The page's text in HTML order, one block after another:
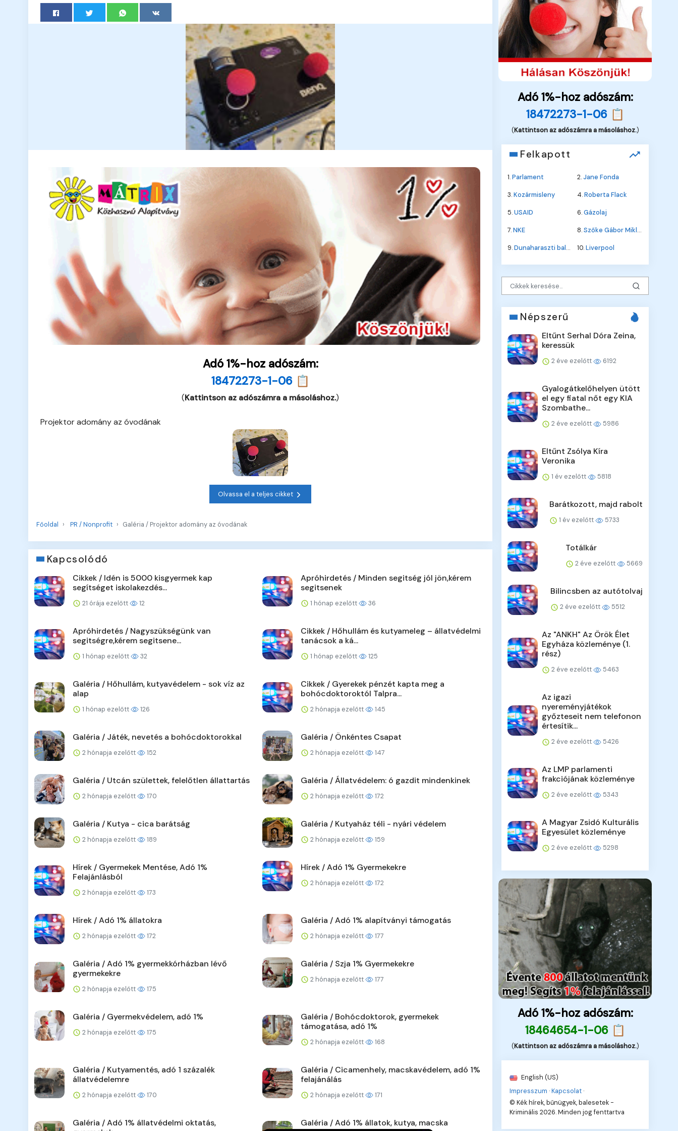
Adó 1%-hoz adószám:
18472273-1-06 📋
(Kattintson az adószámra a másoláshoz.)
Projektor adomány az óvodának
Olvassa el a teljes cikket
Főoldal PR / Nonprofit Galéria / Projektor adomány az óvodának
Kapcsolódó
Cikkek / Idén is 5000 kisgyermek kap
segítséget iskolakezdés...
21 órája ezelőtt 12
Apróhirdetés / Minden segitség jól jön,kérem
segitsenek
1 hónap ezelőtt 36
Apróhirdetés / Nagyszükségünk van
segitségre,kérem segitsene...
1 hónap ezelőtt 32
Cikkek / Hőhullám és kutyameleg – állatvédelmi
tanácsok a ká...
1 hónap ezelőtt 125
Galéria / Hőhullám, kutyavédelem - sok víz az
alap
1 hónap ezelőtt 126
Cikkek / Gyerekek pénzét kapta meg a
bohócdoktoroktól Talpra...
2 hónapja ezelőtt 145
Galéria / Játék, nevetés a bohócdoktorokkal
2 hónapja ezelőtt 152
Galéria / Önkéntes Csapat
2 hónapja ezelőtt 147
Galéria / Utcán születtek, felelőtlen állattartás
2 hónapja ezelőtt 170
Galéria / Állatvédelem: ó gazdit mindenkinek
2 hónapja ezelőtt 172
Galéria / Kutya - cica barátság
2 hónapja ezelőtt 189
Galéria / Kutyaház téli - nyári védelem
2 hónapja ezelőtt 159
Hírek / Gyermekek Mentése, Adó 1%
Felajánlásból
2 hónapja ezelőtt 173
Hírek / Adó 1% Gyermekekre
2 hónapja ezelőtt 172
Hírek / Adó 1% állatokra
2 hónapja ezelőtt 172
Galéria / Adó 1% alapítványi támogatás
2 hónapja ezelőtt 177
Galéria / Adó 1% gyermekkórházban lévő
gyermekekre
2 hónapja ezelőtt 175
Galéria / Szja 1% Gyermekekre
2 hónapja ezelőtt 177
Galéria / Gyermekvédelem, adó 1%
2 hónapja ezelőtt 175
Galéria / Bohócdoktorok, gyermekek
támogatása, adó 1%
2 hónapja ezelőtt 168
Galéria / Kutyamentés, adó 1 százalék
állatvédelemre
2 hónapja ezelőtt 170
Galéria / Cicamenhely, macskavédelem, adó 1%
felajánálás
2 hónapja ezelőtt 171
Galéria / Adó 1% állatvédelmi oktatás,
Galéria / Adó 1% állatok, kutya, macska
Adó 1%-hoz adószám:
18472273-1-06 📋
(Kattintson az adószámra a másoláshoz.)
Felkapott
1.Parlament 2.Jane Fonda
3.Kozármisleny 4.Roberta Flack
5.USAID 6.Gázolaj
7.NKE 8.Szőke Gábor Miklós
9.Dunaharaszti baleset 10.Liverpool
Népszerű
Eltűnt Serhal Dóra Zeina,
keressük
2 éve ezelőtt 6192
Gyalogátkelőhelyen ütött
el egy fiatal nőt egy KIA
Szombathe...
2 éve ezelőtt 5986
Eltűnt Zsólya Kíra
Veronika
1 év ezelőtt 5818
Barátkozott, majd rabolt
1 év ezelőtt 5733
Totálkár
2 éve ezelőtt 5669
Bilincsben az autótolvaj
2 éve ezelőtt 5512
Az "ANKH" Az Örök Élet
Egyháza közleménye (1.
rész)
2 éve ezelőtt 5463
Az igazi
nyereményjátékok
győzteseit nem telefonon
értesítik...
2 éve ezelőtt 5426
Az LMP parlamenti
frakciójának közleménye
2 éve ezelőtt 5343
A Magyar Zsidó Kulturális
Egyesület közleménye
2 éve ezelőtt 5298
Adó 1%-hoz adószám:
18464654-1-06 📋
(Kattintson az adószámra a másoláshoz.)
English (US)
Impresszum ·Kapcsolat ·
© Kék hírek, bűnügyek, balesetek -
Kriminális 2026. Minden jog fenttartva